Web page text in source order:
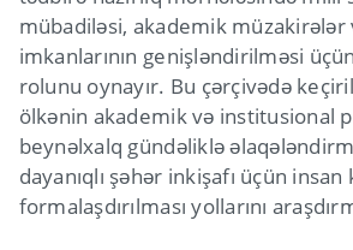
mübadiləsi, akademik müzakirələr
imkanlarının genişləndirilməsi
rolunu oynayır. Bu çərçivədə
ölkənin akademik və institusional
beynəlxalq gündəliklə
dayanıqlı şəhər inkişafı üçün insan
formalaşdırılması yollarını